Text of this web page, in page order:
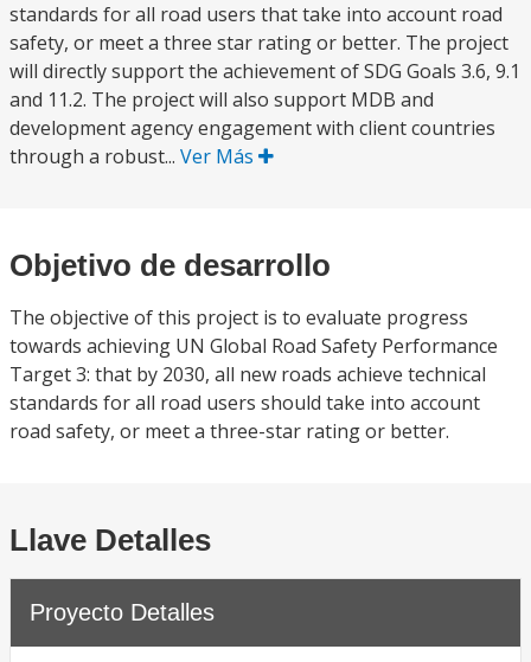
standards for all road users that take into account road
safety, or meet a three star rating or better. The project
will directly support the achievement of SDG Goals 3.6, 9.1
and 11.2. The project will also support MDB and
development agency engagement with client countries
through a robust... Ver Más
Objetivo de desarrollo
The objective of this project is to evaluate progress
towards achieving UN Global Road Safety Performance
Target 3: that by 2030, all new roads achieve technical
standards for all road users should take into account
road safety, or meet a three-star rating or better.
Llave Detalles
Proyecto Detalles